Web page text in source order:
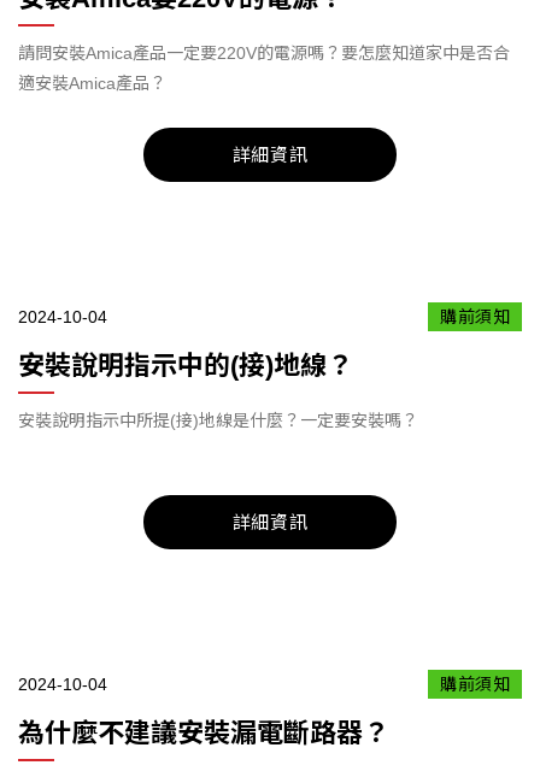
請問安裝Amica產品一定要220V的電源嗎？要怎麼知道家中是否合
適安裝Amica產品？
詳細資訊
2024-10-04 購前須知
安裝說明指示中的(接)地線？
安裝說明指示中所提(接)地線是什麼？一定要安裝嗎？
詳細資訊
2024-10-04 購前須知
為什麼不建議安裝漏電斷路器？